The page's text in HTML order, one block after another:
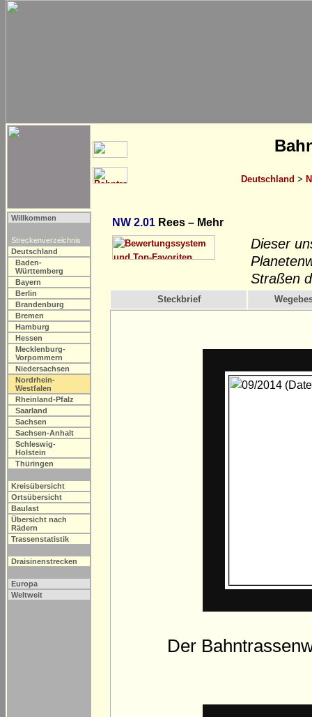
Deutschland >
Willkommen
Streckenverzeichnis
Deutschland
Baden-
Württemberg
Bayern
Berlin
Brandenburg
Bremen
Hamburg
Hessen
Mecklenburg-
Vorpommern
Niedersachsen
Nordrhein-
Westfalen
Rheinland-Pfalz
Saarland
Sachsen
Sachsen-Anhalt
Schleswig-
Holstein
Thüringen
Kreisübersicht
Ortsübersicht
Baulast
Übersicht nach
Rädern
Trassenstatistik
Draisinenstrecken
Europa
Weltweit
NW 2.01 Rees – Mehr
Dieser
Straßen
Steckbrief
Der